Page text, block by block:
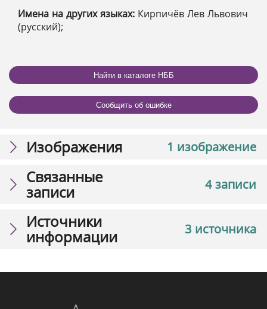
Имена на других языках: Кирпичёв Лев Львович
(русский);
Найти в каталоге НББ
Сообщить об ошибке
1 изображение
Изображения
4 записи
Связанные
записи
3 источника
Источники
информации